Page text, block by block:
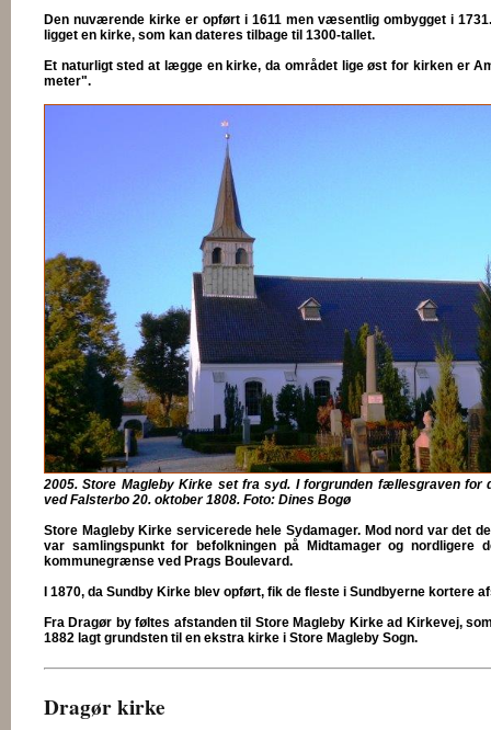
Den nuværende kirke er opført i 1611 men væsentlig ombygget i
ligget en kirke, som kan dateres tilbage til 1300-tallet.
Et naturligt sted at lægge en kirke, da området lige øst for kirken er
meter".
2005. Store Magleby Kirke set fra syd. I forgrunden fællesgraven for
ved Falsterbo 20. oktober 1808. Foto: Dines Bogø
Store Magleby Kirke servicerede hele Sydamager. Mod nord var det
var samlingspunkt for befolkningen på Midtamager og
kommunegrænse ved Prags Boulevard.
I 1870, da Sundby Kirke blev opført, fik de fleste i Sundbyerne kortere
Fra Dragør by føltes afstanden til Store Magleby Kirke ad Kirkevej,
1882 lagt grundsten til en ekstra kirke i Store Magleby Sogn.
Dragør kirke